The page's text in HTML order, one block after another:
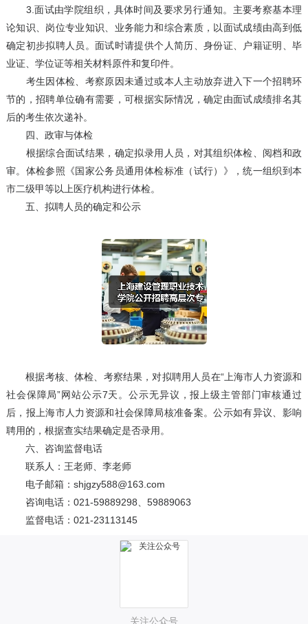
3.面试由学院组织，具体时间及要求另行通知。主要考察基本理
论知识、岗位专业知识、业务能力和综合素质，以面试成绩由高到低
确定初步拟聘人员。面试时请提供个人简历、身份证、户籍证明、毕
业证、学位证等相关材料原件和复印件。
考生因体检、考察原因未通过或本人主动放弃进入下一个招聘环
节的，招聘单位确有需要，可根据实际情况，确定由面试成绩排名其
后的考生依次递补。
四、政审与体检
根据综合面试结果，确定拟录用人员，对其组织体检、阅档和政
审。体检参照《国家公务员通用体检标准（试行）》，统一组织到本
市二级甲等以上医疗机构进行体检。
五、拟聘人员的确定和公示
根据考核、体检、考察结果，对拟聘用人员在“上海市人力资源和
社会保障局”网站公示7天。公示无异议，报上级主管部门审核通过
后，报上海市人力资源和社会保障局核准备案。公示如有异议、影响
聘用的，根据查实结果确定是否录用。
六、咨询监督电话
联系人：王老师、李老师
电子邮箱：shjgzy588@163.com
咨询电话：021-59889298、59889063
监督电话：021-23113145
关注公众号